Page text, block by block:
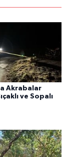
Akrabalar
ve Sopalı